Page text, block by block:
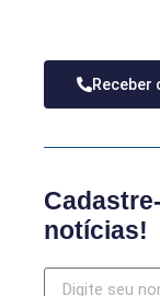
Receber
notícias!